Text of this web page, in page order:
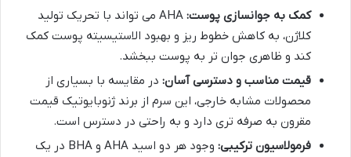
کمک به جوانسازی پوست:
AHA می تواند با تحریک تولید
کلاژن، به کاهش خطوط ریز و بهبود الاستیسیته پوست کمک
کند و ظاهری جوان تر به پوست ببخشد.
قیمت مناسب و دسترسی آسان: در مقایسه با بسیاری از
محصولات مشابه خارجی، این سرم از برند ژنوبایوتیک قیمت
مقرون به صرفه تری دارد و به راحتی در دسترس است.
فرمولاسیون ترکیبی:
وجود هر دو اسید AHA و BHA در یک